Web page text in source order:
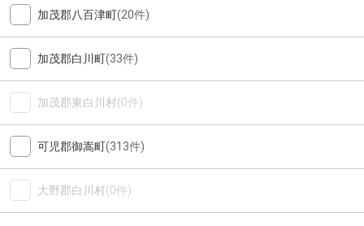
加茂郡八百津町(20件)
加茂郡白川町(33件)
加茂郡東白川村(0件)
可児郡御嵩町(313件)
大野郡白川村(0件)